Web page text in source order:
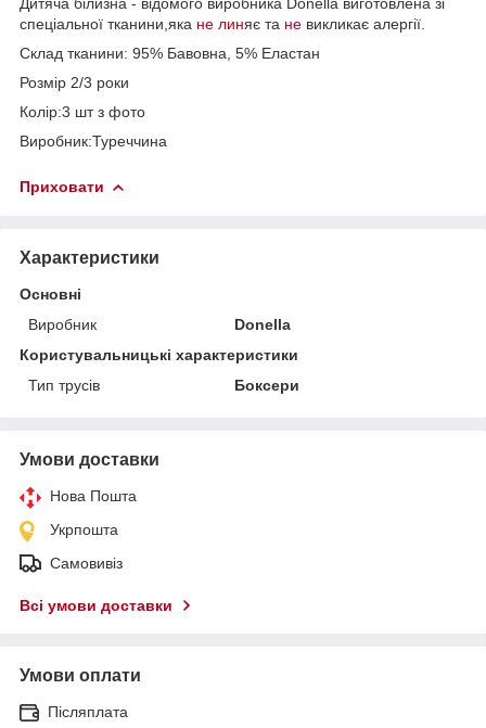
спеціальної тканини,яка не линяє та не викликає алергії.
Склад тканини: 95% Бавовна, 5% Еластан
Розмір 2/3 роки
Колір:3 шт з фото
Виробник:Туреччина
Приховати
Характеристики
Основні
Виробник
Donella
Користувальницькі характеристики
Тип трусів
Боксери
Умови доставки
Нова Пошта
Укрпошта
Самовивіз
Всі умови доставки
Умови оплати
Післяплата